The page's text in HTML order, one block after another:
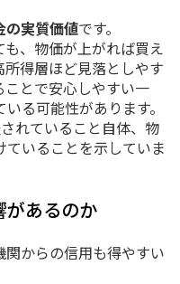
の実質価値です。
、物価が上がれば買え
得層ほど見落としやす
とで安心しやすい一
る可能性があります。
れていること自体、物
いることを示していま
があるのか
からの信用も得やすい